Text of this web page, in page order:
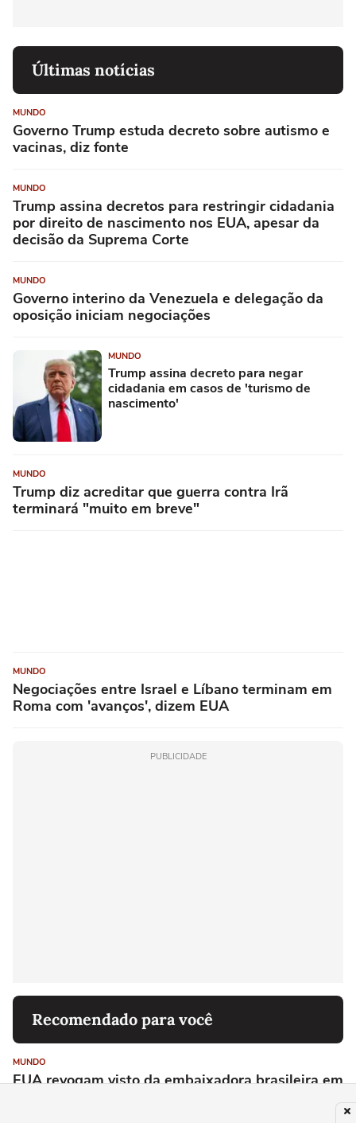
Últimas notícias
MUNDO
Governo Trump estuda decreto sobre autismo e
vacinas, diz fonte
MUNDO
Trump assina decretos para restringir cidadania
por direito de nascimento nos EUA, apesar da
decisão da Suprema Corte
MUNDO
Governo interino da Venezuela e delegação da
oposição iniciam negociações
MUNDO
Trump assina decreto para negar
cidadania em casos de 'turismo de
nascimento'
MUNDO
Trump diz acreditar que guerra contra Irã
terminará "muito em breve"
MUNDO
Negociações entre Israel e Líbano terminam em
Roma com 'avanços', dizem EUA
PUBLICIDADE
Recomendado para você
MUNDO
EUA revogam visto da embaixadora brasileira em